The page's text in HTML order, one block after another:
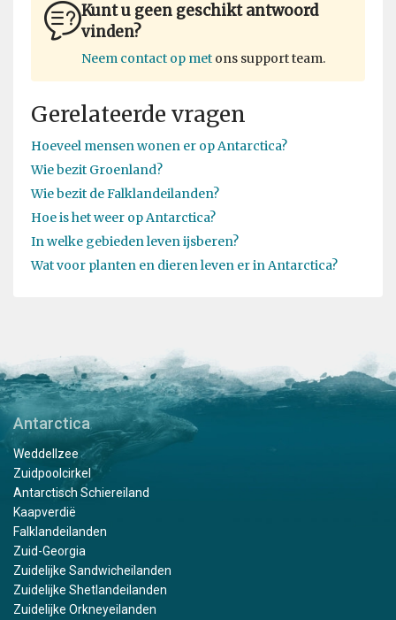
Kunt u geen geschikt antwoord
vinden?
Neem contact op met ons support team.
Gerelateerde vragen
Hoeveel mensen wonen er op Antarctica?
Wie bezit Groenland?
Wie bezit de Falklandeilanden?
Hoe is het weer op Antarctica?
In welke gebieden leven ijsberen?
Wat voor planten en dieren leven er in Antarctica?
Antarctica
Weddellzee
Zuidpoolcirkel
Antarctisch Schiereiland
Kaapverdië
Falklandeilanden
Zuid-Georgia
Zuidelijke Sandwicheilanden
Zuidelijke Shetlandeilanden
Zuidelijke Orkneyeilanden